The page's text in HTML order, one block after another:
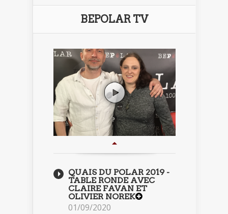
BEPOLAR TV
QUAIS DU POLAR 2019 -
TABLE RONDE AVEC
CLAIRE FAVAN ET
OLIVIER NOREK
01/09/2020